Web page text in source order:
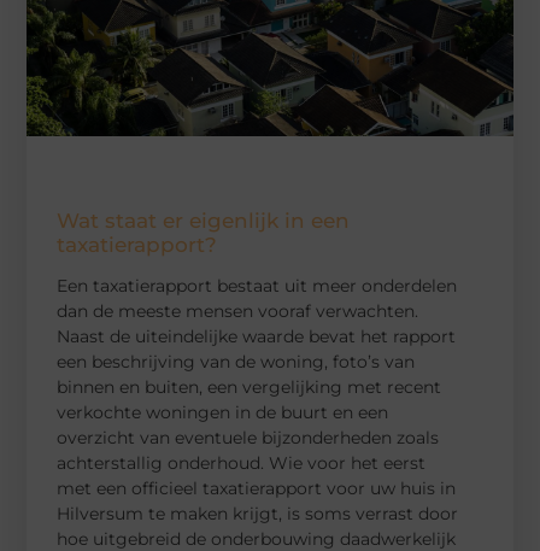
Wat staat er eigenlijk in een
taxatierapport?
Een taxatierapport bestaat uit meer onderdelen
dan de meeste mensen vooraf verwachten.
Naast de uiteindelijke waarde bevat het rapport
een beschrijving van de woning, foto’s van
binnen en buiten, een vergelijking met recent
verkochte woningen in de buurt en een
overzicht van eventuele bijzonderheden zoals
achterstallig onderhoud. Wie voor het eerst
met een officieel taxatierapport voor uw huis in
Hilversum te maken krijgt, is soms verrast door
hoe uitgebreid de onderbouwing daadwerkelijk